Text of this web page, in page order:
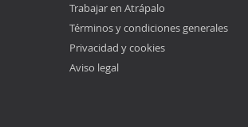
Trabajar en Atrápalo
Términos y condiciones generales
Privacidad y cookies
Aviso legal